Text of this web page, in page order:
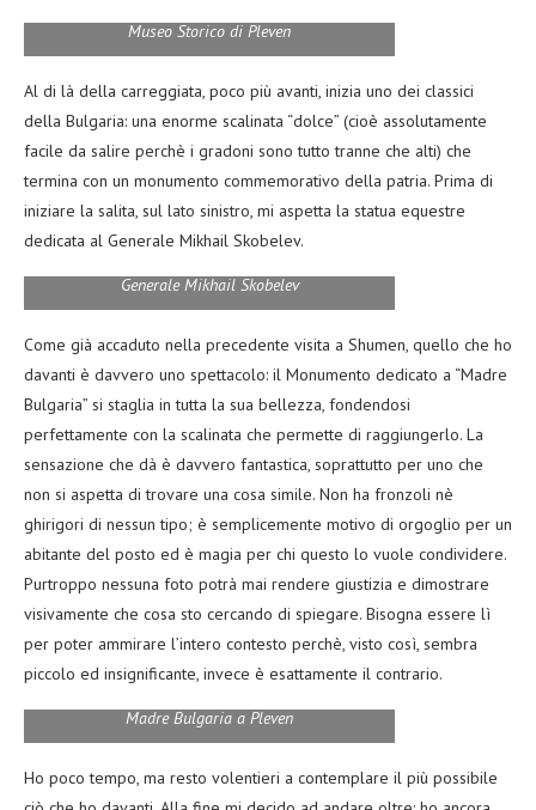
Museo Storico di Pleven
Al di là della carreggiata, poco più avanti, inizia uno dei classici
della Bulgaria: una enorme scalinata “dolce” (cioè assolutamente
facile da salire perchè i gradoni sono tutto tranne che alti) che
termina con un monumento commemorativo della patria. Prima di
iniziare la salita, sul lato sinistro, mi aspetta la statua equestre
dedicata al Generale Mikhail Skobelev.
Generale Mikhail Skobelev
Come già accaduto nella precedente visita a Shumen, quello che ho
davanti è davvero uno spettacolo: il Monumento dedicato a “Madre
Bulgaria” si staglia in tutta la sua bellezza, fondendosi
perfettamente con la scalinata che permette di raggiungerlo. La
sensazione che dà è davvero fantastica, soprattutto per uno che
non si aspetta di trovare una cosa simile. Non ha fronzoli nè
ghirigori di nessun tipo; è semplicemente motivo di orgoglio per un
abitante del posto ed è magia per chi questo lo vuole condividere.
Purtroppo nessuna foto potrà mai rendere giustizia e dimostrare
visivamente che cosa sto cercando di spiegare. Bisogna essere lì
per poter ammirare l’intero contesto perchè, visto così, sembra
piccolo ed insignificante, invece è esattamente il contrario.
Madre Bulgaria a Pleven
Ho poco tempo, ma resto volentieri a contemplare il più possibile